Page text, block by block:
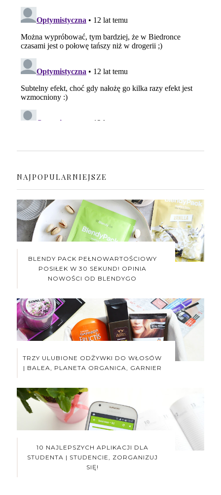
NAJPOPULARNIEJSZE
BLENDY PACK PEŁNOWARTOŚCIOWY
POSIŁEK W 30 SEKUND! OPINIA
NOWOŚCI OD BLENDYGO
TRZY ULUBIONE ODŻYWKI DO WŁOSÓW
| BALEA, PLANETA ORGANICA, GARNIER
10 NAJLEPSZYCH APLIKACJI DLA
STUDENTA | STUDENCIE, ZORGANIZUJ
SIĘ!